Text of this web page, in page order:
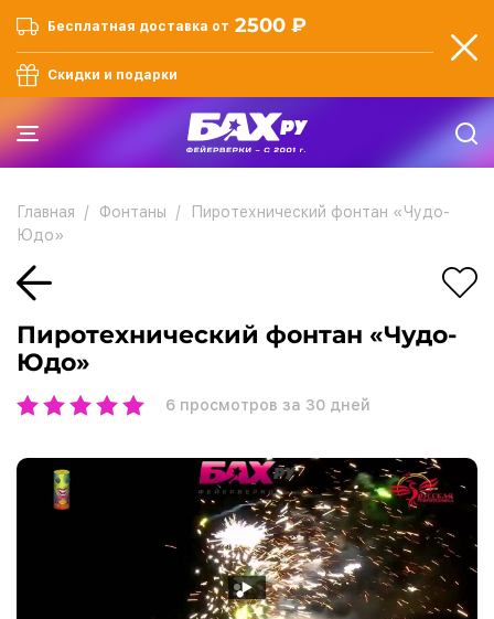
Бесплатная доставка от 2500 ₽
Скидки и подарки
Главная Фонтаны
Пиротехнический фонтан «Чудo-
Юдo»
Пиротехнический фонтан «Чудo-
Юдo»
6 просмотров за 30 дней